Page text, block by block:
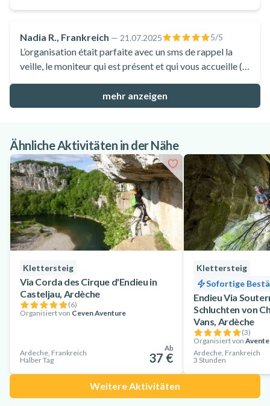
Nadia R., Frankreich — 21.07.2025 5/5
L’organisation était parfaite avec un sms de rappel la
veille, le moniteur qui est présent et qui vous accueille ( il
mehr anzeigen
Ähnliche Aktivitäten in der Nähe
Klettersteig
Via Corda des Cirque d'Endieu in
Casteljau, Ardèche
(6)
Organisiert von Ceven Aventure
Ardeche, Frankreich
Halber Tag
Ab
37 €
Klettersteig
Sofortige
Endieu Via
Schluchten von
Vans, Ardèche
(3)
Organisiert von
Ardeche, Frankreich
3 Stunden
Weitere Aktivitäten